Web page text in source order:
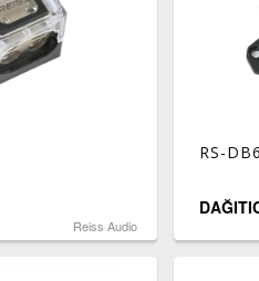
Reiss Audio
RS-